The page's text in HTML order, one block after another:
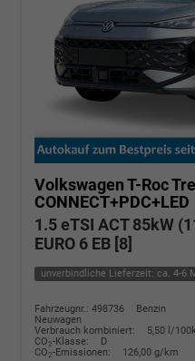
Volkswagen T-Roc
CONNECT+PDC+LED
1.5 eTSI ACT 85kW
EURO 6 EB [8]
unverbindliche Lieferzeit: ca. 4-6
Fahrzeugnr.: 498736
Benzin
Neuwagen
Verbrauch kombiniert:
5,50 l/
CO2-Klasse:
D
CO2-Emissionen: 126,00 g/km